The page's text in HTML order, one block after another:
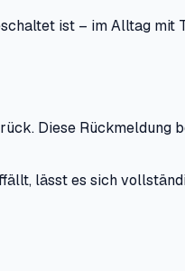
ist – im Alltag mit
Diese Rückmeldung
lässt es sich